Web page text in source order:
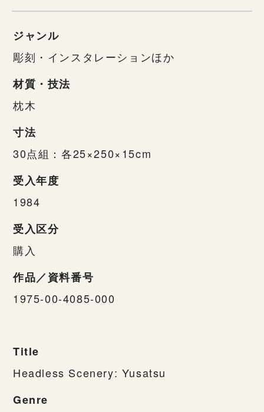
ジャンル
彫刻・インスタレーションほか
材質・技法
枕木
寸法
30点組：各25×250×15cm
受入年度
1984
受入区分
購入
作品／資料番号
1975-00-4085-000
Title
Headless Scenery: Yusatsu
Genre